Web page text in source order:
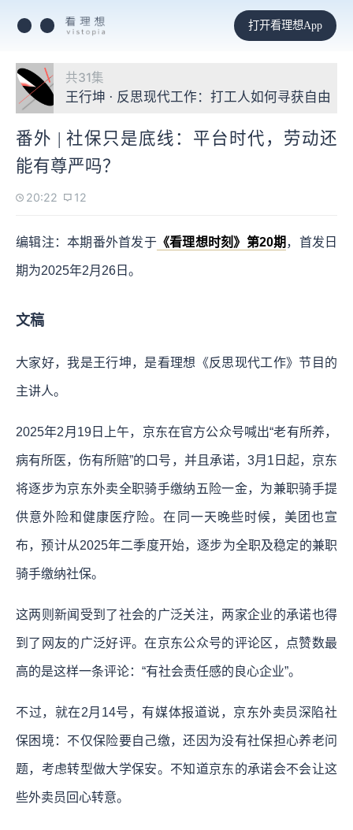
打开看理想App
共31集
王行坤 · 反思现代工作：打工人如何寻获自由
番外 | 社保只是底线：平台时代，劳动还
能有尊严吗？
20:22 12
编辑注：本期番外首发于《看理想时刻》第20期 ，首发日
期为2025年2月26日。
文稿
大家好，我是王行坤，是看理想《反思现代工作》节目的
主讲人。
2025年2月19日上午，京东在官方公众号喊出“老有所养，
病有所医，伤有所赔”的口号，并且承诺，3月1日起，京东
将逐步为京东外卖全职骑手缴纳五险一金，为兼职骑手提
供意外险和健康医疗险。在同一天晚些时候，美团也宣
布，预计从2025年二季度开始，逐步为全职及稳定的兼职
骑手缴纳社保。
这两则新闻受到了社会的广泛关注，两家企业的承诺也得
到了网友的广泛好评。在京东公众号的评论区，点赞数最
高的是这样一条评论：“有社会责任感的良心企业”。
不过，就在2月14号，有媒体报道说，京东外卖员深陷社
保困境：不仅保险要自己缴，还因为没有社保担心养老问
题，考虑转型做大学保安。不知道京东的承诺会不会让这
些外卖员回心转意。